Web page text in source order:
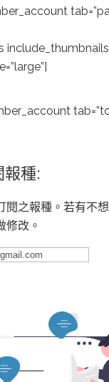
報種:
閱之報種。若有不
修改。